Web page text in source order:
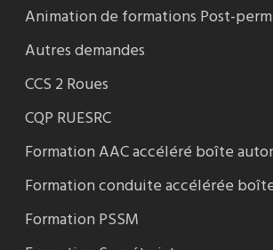
Animation de formations Post-
Autres demandes
CCS 2 Roues
CQP RUESRC
Formation AAC accéléré boîte
Formation conduite accélérée
Formation PSSM